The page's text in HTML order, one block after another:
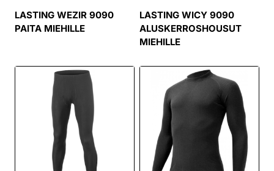
LASTING WEZIR 9090
PAITA MIEHILLE
LASTING WICY 9090
ALUSKERROSHOUSUT
MIEHILLE